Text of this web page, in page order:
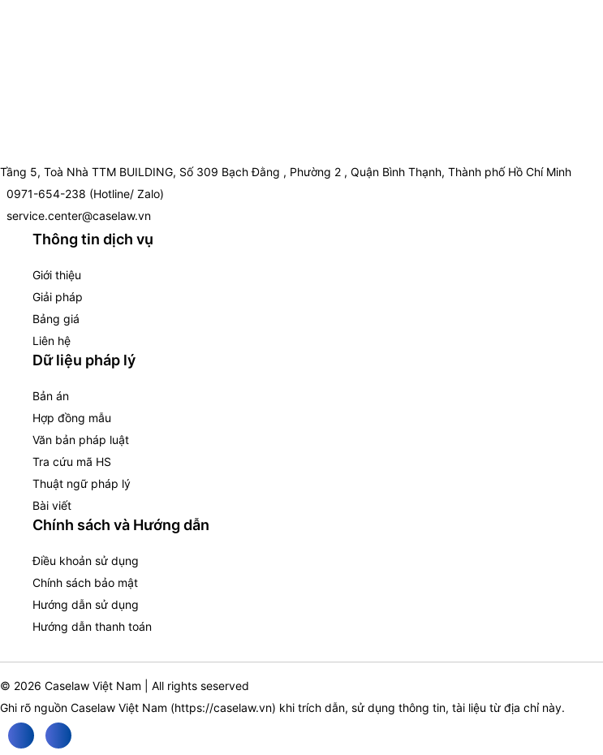
Tầng 5, Toà Nhà TTM BUILDING, Số 309 Bạch Đằng , Phường 2 , Quận Bình Thạnh, Thành phố Hồ Chí Minh
0971-654-238 (Hotline/ Zalo)
service.center@caselaw.vn
Thông tin dịch vụ
Giới thiệu
Giải pháp
Bảng giá
Liên hệ
Dữ liệu pháp lý
Bản án
Hợp đồng mẫu
Văn bản pháp luật
Tra cứu mã HS
Thuật ngữ pháp lý
Bài viết
Chính sách và Hướng dẫn
Điều khoản sử dụng
Chính sách bảo mật
Hướng dẫn sử dụng
Hướng dẫn thanh toán
© 2026 Caselaw Việt Nam | All rights seserved
Ghi rõ nguồn Caselaw Việt Nam (https://caselaw.vn) khi trích dẫn, sử dụng thông tin, tài liệu từ địa chỉ này.